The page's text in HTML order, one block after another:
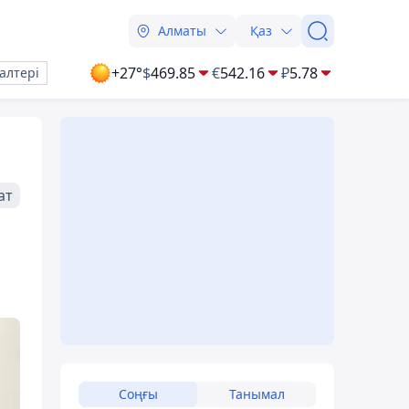
Алматы Қаз
+27°$469.85 €542.16 ₽5.78
Соңғы Танымал